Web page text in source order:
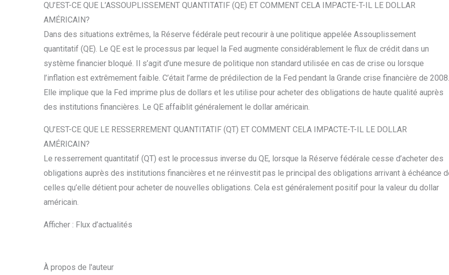
QU’EST-CE QUE L’ASSOUPLISSEMENT QUANTITATIF (QE) ET COMMENT CELA IMPACTE-T-IL LE DOLLAR
AMÉRICAIN?
Dans des situations extrêmes, la Réserve fédérale peut recourir à une politique appelée Assouplissement
quantitatif (QE). Le QE est le processus par lequel la Fed augmente considérablement le flux de crédit dans un
système financier bloqué. Il s’agit d’une mesure de politique non standard utilisée en cas de crise ou lorsque
l’inflation est extrêmement faible. C’était l’arme de prédilection de la Fed pendant la Grande crise financière de 2008.
Elle implique que la Fed imprime plus de dollars et les utilise pour acheter des obligations de haute qualité auprès
des institutions financières. Le QE affaiblit généralement le dollar américain.
QU’EST-CE QUE LE RESSERREMENT QUANTITATIF (QT) ET COMMENT CELA IMPACTE-T-IL LE DOLLAR
AMÉRICAIN?
Le resserrement quantitatif (QT) est le processus inverse du QE, lorsque la Réserve fédérale cesse d’acheter des
obligations auprès des institutions financières et ne réinvestit pas le principal des obligations arrivant à échéance
celles qu’elle détient pour acheter de nouvelles obligations. Cela est généralement positif pour la valeur du dollar
américain.
Afficher : Flux d’actualités
À propos de l'auteur